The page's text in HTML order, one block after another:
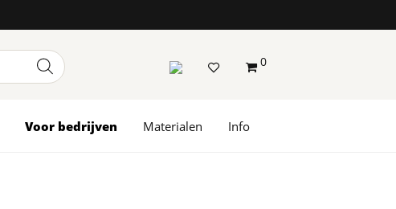
Voor bedrijven Materialen Info
0